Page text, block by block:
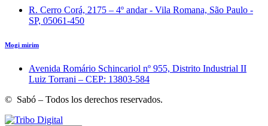
R. Cerro Corá, 2175 – 4º andar - Vila Romana, São Paulo -
SP, 05061-450
Mogi mirim
Avenida Romário Schincariol nº 955, Distrito Industrial II
Luiz Torrani – CEP: 13803-584
© Sabó – Todos los derechos reservados.